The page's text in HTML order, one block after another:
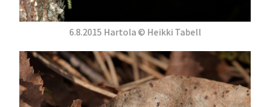
6.8.2015 Hartola © Heikki Tabell